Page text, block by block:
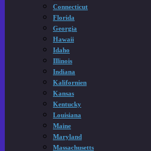
Connecticut
Florida
Georgia
Hawaii
Idaho
Illinois
Indiana
Kalifornien
Kansas
Kentucky
Louisiana
Maine
Maryland
Massachusetts